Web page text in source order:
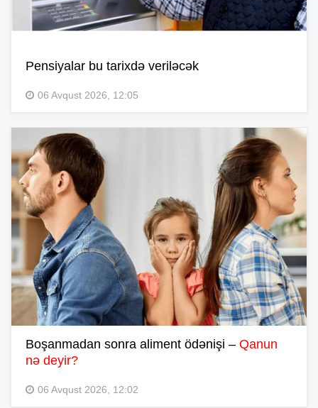
Pensiyalar bu tarixdə veriləcək
06 Avqust 2026, 12:05
Boşanmadan sonra aliment ödənişi – Qanun
nə deyir?
06 Avqust 2026, 12:02